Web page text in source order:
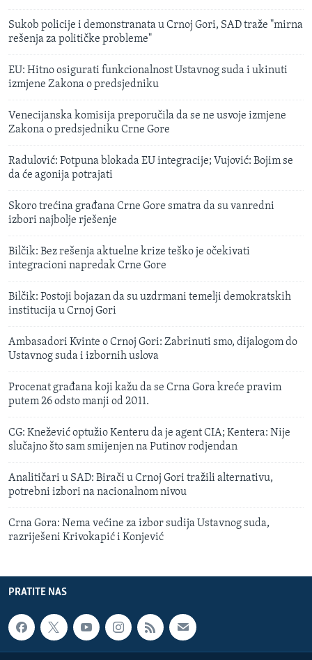
Sukob policije i demonstranata u Crnoj Gori, SAD traže "mirna
rešenja za političke probleme"
EU: Hitno osigurati funkcionalnost Ustavnog suda i ukinuti
izmjene Zakona o predsjedniku
Venecijanska komisija preporučila da se ne usvoje izmjene
Zakona o predsjedniku Crne Gore
Radulović: Potpuna blokada EU integracije; Vujović: Bojim se
da će agonija potrajati
Skoro trećina građana Crne Gore smatra da su vanredni
izbori najbolje rješenje
Bilčik: Bez rešenja aktuelne krize teško je očekivati
integracioni napredak Crne Gore
Bilčik: Postoji bojazan da su uzdrmani temelji demokratskih
institucija u Crnoj Gori
Ambasadori Kvinte o Crnoj Gori: Zabrinuti smo, dijalogom do
Ustavnog suda i izbornih uslova
Procenat građana koji kažu da se Crna Gora kreće pravim
putem 26 odsto manji od 2011.
CG: Knežević optužio Kenteru da je agent CIA; Kentera: Nije
slučajno što sam smijenjen na Putinov rodjendan
Analitičari u SAD: Birači u Crnoj Gori tražili alternativu,
potrebni izbori na nacionalnom nivou
Crna Gora: Nema većine za izbor sudija Ustavnog suda,
razriješeni Krivokapić i Konjević
PRATITE NAS